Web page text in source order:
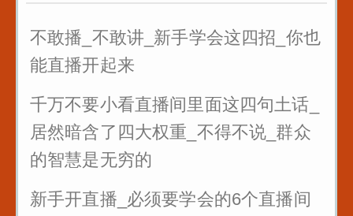
不敢播_不敢讲_新手学会这四招_你也
能直播开起来
千万不要小看直播间里面这四句土话_
居然暗含了四大权重_不得不说_群众
的智慧是无穷的
新手开直播_必须要学会的6个直播间